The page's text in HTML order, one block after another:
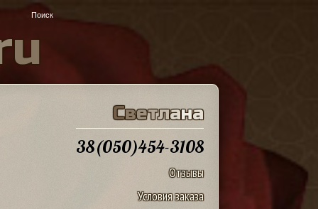
u
Светлана
38(050)454-3108
Отзывы
Условия заказа